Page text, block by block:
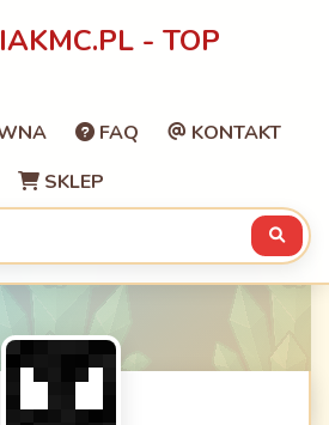
- TOP
FAQ
KONTAKT
SKLEP